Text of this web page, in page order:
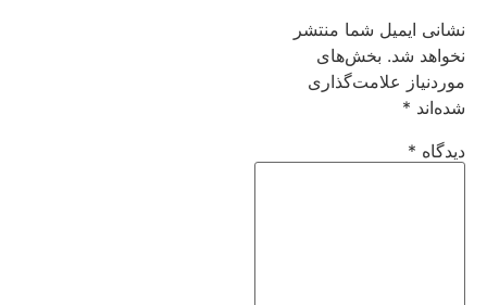
نشانی ایمیل شما منتشر
نخواهد شد. بخش‌های
موردنیاز علامت‌گذاری
شده‌اند*
دیدگاه*